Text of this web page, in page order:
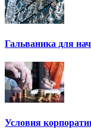
Гальваника для
Условия